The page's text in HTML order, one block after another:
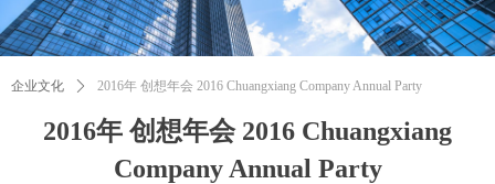
2016年 创想年会 2016 Chuangxiang
Company Annual Party
企业文化 ꄲ 2016年 创想年会 2016 Chuangxiang Company Annual Party